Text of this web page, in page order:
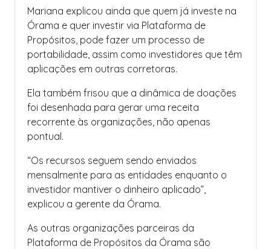
Mariana explicou ainda que quem já investe na
Órama e quer investir via Plataforma de
Propósitos, pode fazer um processo de
portabilidade, assim como investidores que têm
aplicações em outras corretoras.
Ela também frisou que a dinâmica de doações
foi desenhada para gerar uma receita
recorrente às organizações, não apenas
pontual.
“Os recursos seguem sendo enviados
mensalmente para as entidades enquanto o
investidor mantiver o dinheiro aplicado”,
explicou a gerente da Órama.
As outras organizações parceiras da
Plataforma de Propósitos da Órama são